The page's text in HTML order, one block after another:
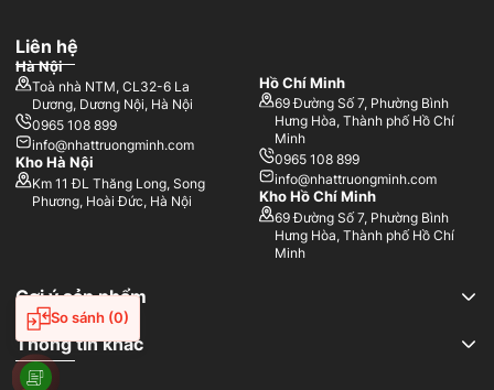
So sánh (0)
Liên hệ
Hà Nội
Toà nhà NTM, CL32-6 La
Dương, Dương Nội, Hà Nội
0965 108 899
info@nhattruongminh.com
Kho Hà Nội
Km 11 ĐL Thăng Long, Song
Phương, Hoài Đức, Hà Nội
Hồ Chí Minh
69 Đường Số 7, Phường Bình
Hưng Hòa, Thành phố Hồ Chí
Minh
0965 108 899
info@nhattruongminh.com
Kho Hồ Chí Minh
69 Đường Số 7, Phường Bình
Hưng Hòa, Thành phố Hồ Chí
Minh
Gợi ý sản phẩm
Thông tin khác